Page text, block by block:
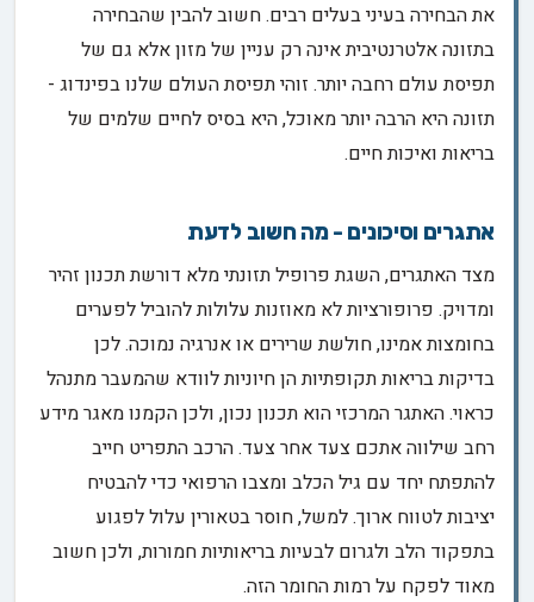
את הבחירה בעיני בעלים רבים. חשוב להבין שהבחירה
בתזונה אלטרנטיבית אינה רק עניין של מזון אלא גם של
תפיסת עולם רחבה יותר. זוהי תפיסת העולם שלנו בפינדוג -
תזונה היא הרבה יותר מאוכל, היא בסיס לחיים שלמים של
בריאות ואיכות חיים.
אתגרים וסיכונים - מה חשוב לדעת
מצד האתגרים, השגת פרופיל תזונתי מלא דורשת תכנון זהיר
ומדויק. פרופורציות לא מאוזנות עלולות להוביל לפערים
בחומצות אמינו, חולשת שרירים או אנרגיה נמוכה. לכן
בדיקות בריאות תקופתיות הן חיוניות לוודא שהמעבר מתנהל
כראוי. האתגר המרכזי הוא תכנון נכון, ולכן הקמנו מאגר מידע
רחב שילווה אתכם צעד אחר צעד. הרכב התפריט חייב
להתפתח יחד עם גיל הכלב ומצבו הרפואי כדי להבטיח
יציבות לטווח ארוך. למשל, חוסר בטאורין עלול לפגוע
בתפקוד הלב ולגרום לבעיות בריאותיות חמורות, ולכן חשוב
מאוד לפקח על רמות החומר הזה.